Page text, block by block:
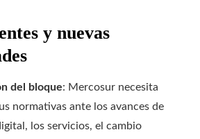
y nuevas
del bloque: Mercosur necesita
normativas ante los avances de
los servicios, el cambio